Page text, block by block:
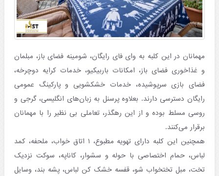
مهمانان در این کلبه به وای فای رایگان، شومینه فضای باز، مبلمان
و غذاخوری فضای باز، امکانات باربیکیو، خدمات کرایه دوچرخه،
فضای بازی سرپوشیده، خدمات خشکشویی و پارکینگ عمومی
رایگان دسترسی دارند. بعلاوه پرسنل به زبان‌های انگلیسی، گرجی و
روسی مسلط بوده و از این رهگذر، تعاملی بی نظیر را با مهمانان
برقرار می‌کنند.
همچنین این کلبه دارای تهویه مطبوع، ۱ اتاق خواب، ملحفه، کمد
لباس، حمام اختصاصی با حوله و سشوار، کاناپه، سوکت نزدیک
تخت، مبل تختخواب شو، قفسه خشک کن لباس، پشه بند، وسایل